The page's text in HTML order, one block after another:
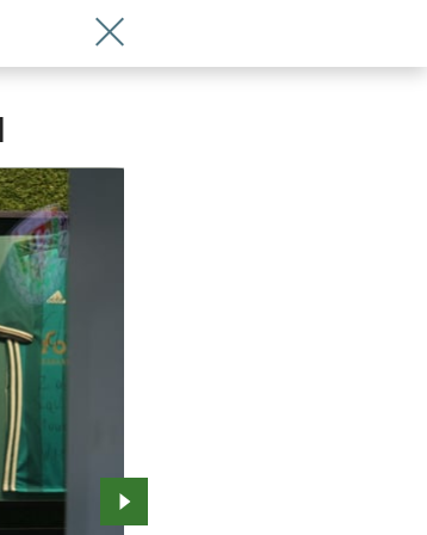
Wróć do artykułu Muzeum Śląska
Przejdź do kolejnego zdjęcia.